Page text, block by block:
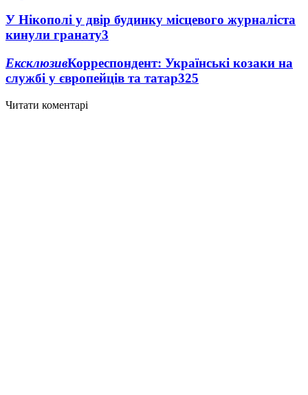
У Нікополі у двір будинку місцевого журналіста
кинули гранату3
ЕксклюзивКорреспондент: Українські козаки на
службі у європейців та татар325
Читати коментарі